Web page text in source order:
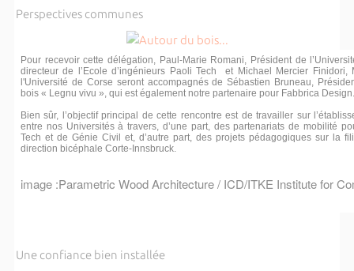
Perspectives communes
Pour recevoir cette délégation, Paul-Marie Romani, Président de
directeur de l’Ecole d’ingénieurs Paoli Tech et Michael Mercier Finidori,
l'Université de Corse seront accompagnés de Sébastien Bruneau,
bois « Legnu vivu », qui est également notre partenaire pour Fabbrica
Bien sûr, l’objectif principal de cette rencontre est de travailler sur
entre nos Universités à travers, d’une part, des partenariats de mobilité
Tech et de Génie Civil et, d’autre part, des projets pédagogiques sur la
direction bicéphale Corte-Innsbruck.
image :Parametric Wood Architecture / ICD/ITKE Institute for
Une confiance bien installée